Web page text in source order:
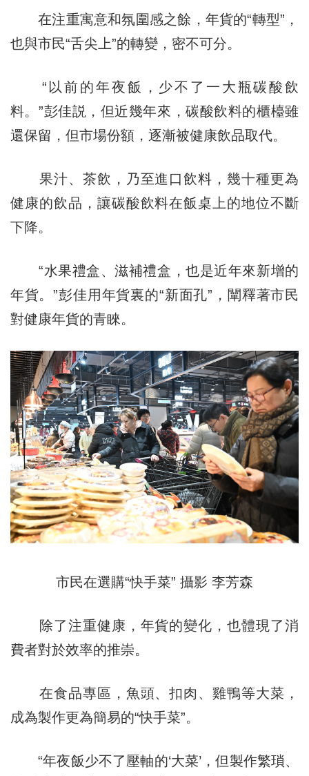
在注重寓意和氛圍感之餘，年貨的“轉型”，
也與市民“舌尖上”的轉變，密不可分。
“以前的年夜飯，少不了一大瓶碳酸飲
料。”彭佳説，但近幾年來，碳酸飲料的櫃檯雖
還保留，但市場份額，逐漸被健康飲品取代。
果汁、茶飲，乃至進口飲料，幾十種更為
健康的飲品，讓碳酸飲料在飯桌上的地位不斷
下降。
“水果禮盒、滋補禮盒，也是近年來新增的
年貨。”彭佳用年貨裏的“新面孔”，闡釋著市民
對健康年貨的青睞。
市民在選購“快手菜” 攝影 李芳森
除了注重健康，年貨的變化，也體現了消
費者對於效率的推崇。
在食品專區，魚頭、扣肉、雞鴨等大菜，
成為製作更為簡易的“快手菜”。
“年夜飯少不了壓軸的‘大菜’，但製作繁瑣、